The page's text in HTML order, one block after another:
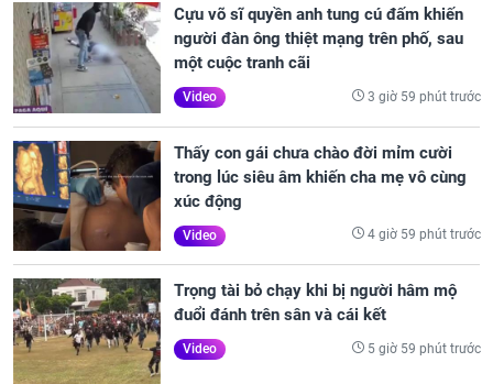
Cựu võ sĩ quyền anh tung cú đấm khiến
người đàn ông thiệt mạng trên phố, sau
một cuộc tranh cãi
Video 3 giờ 59 phút trước
Thấy con gái chưa chào đời mỉm cười
trong lúc siêu âm khiến cha mẹ vô cùng
xúc động
Video 4 giờ 59 phút trước
Trọng tài bỏ chạy khi bị người hâm mộ
đuổi đánh trên sân và cái kết
Video 5 giờ 59 phút trước